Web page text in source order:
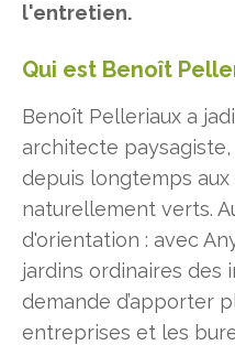
l'entretien.
Qui est Benoît
Benoît Pelleriaux a
architecte paysagiste,
depuis longtemps
naturellement verts.
d'orientation : avec
jardins ordinaires des
demande d’apporter
entreprises et les